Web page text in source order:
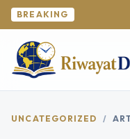
BREAKING
UNCATEGORIZED /